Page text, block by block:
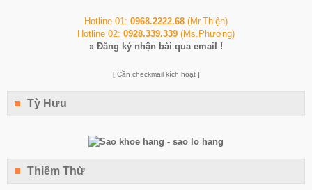
Hotline 01: 0968.2222.68 (Mr.Thiện)
Hotline 02: 0928.339.339 (Ms.Phương)
» Đăng ký nhận bài qua email !
[ Cần checkmail kích hoạt ]
Tỳ Hưu
Thiềm Thừ